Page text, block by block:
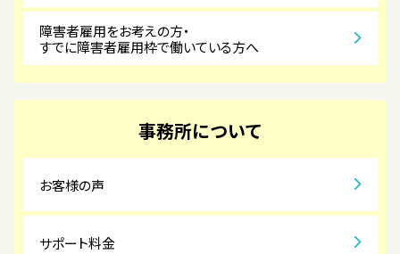
障害者雇用をお考えの方・
すでに障害者雇用枠で働いている方へ
事務所について
お客様の声
サポート料金